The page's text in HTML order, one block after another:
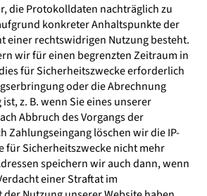
die Protokolldaten nachträglich zu
konkreter Anhaltspunkte der
einer rechtswidrigen Nutzung besteht.
wir für einen begrenzten Zeitraum in
für Sicherheitszwecke erforderlich
oder die Abrechnung
z. B. wenn Sie eines unserer
Abbruch des Vorgangs der
Zahlungseingang löschen wir die IP-
für Sicherheitszwecke nicht mehr
speichern wir auch dann, wenn
einer Straftat im